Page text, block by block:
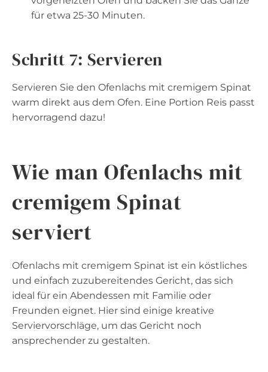
für etwa 25-30 Minuten.
Schritt 7: Servieren
Servieren Sie den Ofenlachs mit cremigem Spinat
warm direkt aus dem Ofen. Eine Portion Reis passt
hervorragend dazu!
Wie man Ofenlachs mit
cremigem Spinat
serviert
Ofenlachs mit cremigem Spinat ist ein köstliches
und einfach zuzubereitendes Gericht, das sich
ideal für ein Abendessen mit Familie oder
Freunden eignet. Hier sind einige kreative
Serviervorschläge, um das Gericht noch
ansprechender zu gestalten.